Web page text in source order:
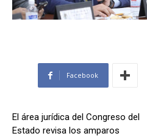
Facebook
El área jurídica del Congreso del
Estado revisa los amparos